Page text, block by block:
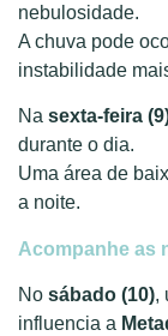
nebulosidade.
A chuva pode
instabilidade
Na sexta-feira
durante o dia.
Uma área de
a noite.
Acompanhe as
No sábado (10),
influencia a